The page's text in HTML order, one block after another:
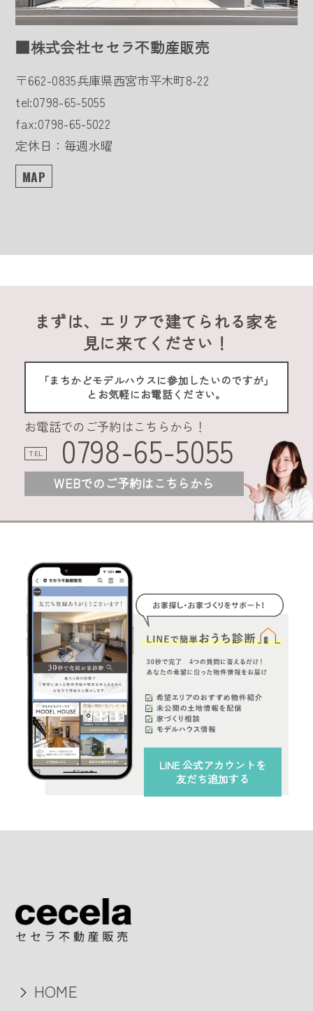
■株式会社セセラ不動産販売
〒662-0835兵庫県西宮市平木町8-22
tel:0798-65-5055
fax:0798-65-5022
定休日：毎週水曜
MAP
まずは、エリアで建てられる家を
見に来てください！
「まちかどモデルハウスに参加したいのですが」
とお気軽にお電話ください。
お電話でのご予約はこちらから！
TEL 0798-65-5055
WEBでのご予約はこちらから
LINE 公式アカウントを
友だち追加する
HOME